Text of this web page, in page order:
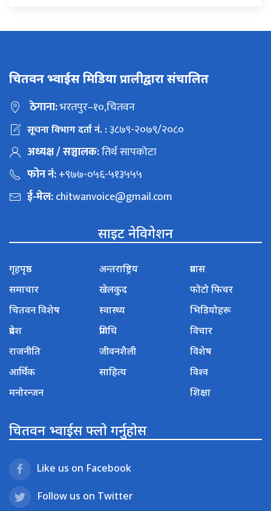
चितवन भ्वाईस मिडिया प्रालीद्वारा संचालित
ठेगाना:भरतपुर–१०,चितवन
सूचना विभाग दर्ता नं. :३८७९-२०७९/२०८०
अध्यक्ष / सञ्चालक:तिर्थ सापकोटा
फोन नं:+९७७-०५६-५१३५५५
ई-मेल:chitwanvoice@gmail.com
साइट नेविगेशन
गृहपृष्ठ
समाचार
चितवन विशेष
प्रदेश
राजनीति
आर्थिक
मनोरन्जन
अन्तराष्ट्रिय
खेलकुद
स्वास्थ्य
प्रविधि
जीवनशैली
साहित्य
प्रवास
फोटो फिचर
भिडियोहरू
विचार
विशेष
विश्व
शिक्षा
चितवन भ्वाईस फ्लो गर्नुहोस
Like us on Facebook
Follow us on Twitter